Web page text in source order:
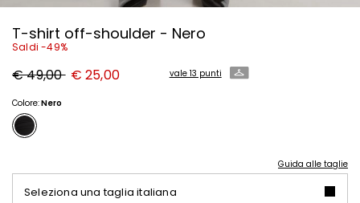
T-shirt off-shoulder - Nero
Saldi -49%
Prezzo
originale
49,00
€ 49,00 Nuovo
prezzo
€ 25,00 vale 13 punti
Colore:Nero
Guida alle taglie
Seleziona una taglia italiana